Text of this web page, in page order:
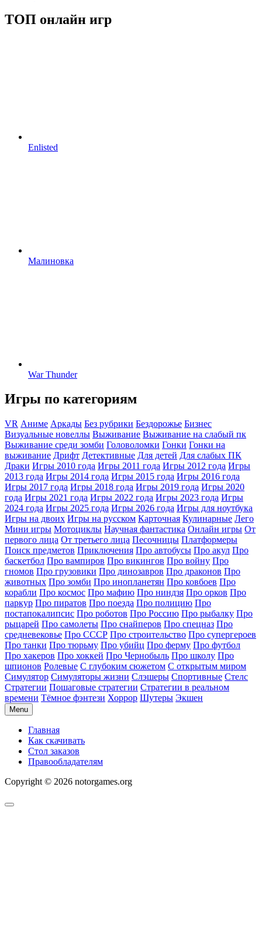
ТОП онлайн игр
Enlisted
Малиновка
War Thunder
Игры по категориям
VR Аниме Аркады Без рубрики Бездорожье Бизнес
Визуальные новеллы Выживание Выживание на слабый пк
Выживание среди зомби Головоломки Гонки Гонки на
выживание Дрифт Детективные Для детей Для слабых ПК
Драки Игры 2010 года Игры 2011 года Игры 2012 года Игры
2013 года Игры 2014 года Игры 2015 года Игры 2016 года
Игры 2017 года Игры 2018 года Игры 2019 года Игры 2020
года Игры 2021 года Игры 2022 года Игры 2023 года Игры
2024 года Игры 2025 года Игры 2026 года Игры для ноутбука
Игры на двоих Игры на русском Карточная Кулинарные Лего
Мини игры Мотоциклы Научная фантастика Онлайн игры От
первого лица От третьего лица Песочницы Платформеры
Поиск предметов Приключения Про автобусы Про акул Про
баскетбол Про вампиров Про викингов Про войну Про
гномов Про грузовики Про динозавров Про драконов Про
животных Про зомби Про инопланетян Про ковбоев Про
корабли Про космос Про мафию Про ниндзя Про орков Про
паркур Про пиратов Про поезда Про полицию Про
постапокалипсис Про роботов Про Россию Про рыбалку Про
рыцарей Про самолеты Про снайперов Про спецназ Про
средневековье Про СССР Про строительство Про супергероев
Про танки Про тюрьму Про убийц Про ферму Про футбол
Про хакеров Про хоккей Про Чернобыль Про школу Про
шпионов Ролевые С глубоким сюжетом С открытым миром
Симулятор Симуляторы жизни Слэшеры Спортивные Стелс
Стратегии Пошаговые стратегии Стратегии в реальном
времени Тёмное фэнтези Хоррор Шутеры Экшен
Menu
Главная
Как скачивать
Стол заказов
Правообладателям
Copyright © 2026 notorgames.org
Scroll